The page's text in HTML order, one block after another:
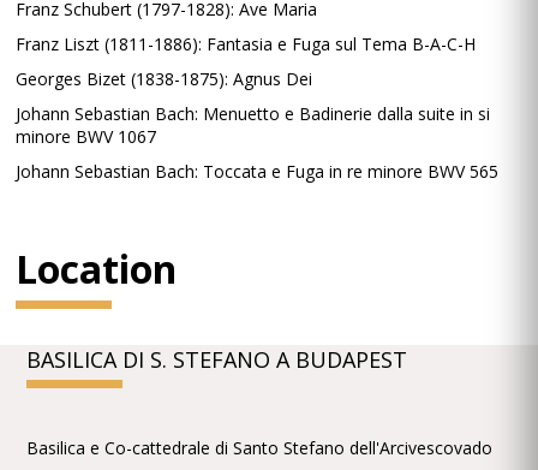
Franz Schubert (1797-1828): Ave Maria
Franz Liszt (1811-1886): Fantasia e Fuga sul Tema B-A-C-H
Georges Bizet (1838-1875): Agnus Dei
Johann Sebastian Bach: Menuetto e Badinerie dalla suite in si
minore BWV 1067
Johann Sebastian Bach: Toccata e Fuga in re minore BWV 565
Location
BASILICA DI S. STEFANO A BUDAPEST
Basilica e Co-cattedrale di Santo Stefano dell'Arcivescovado